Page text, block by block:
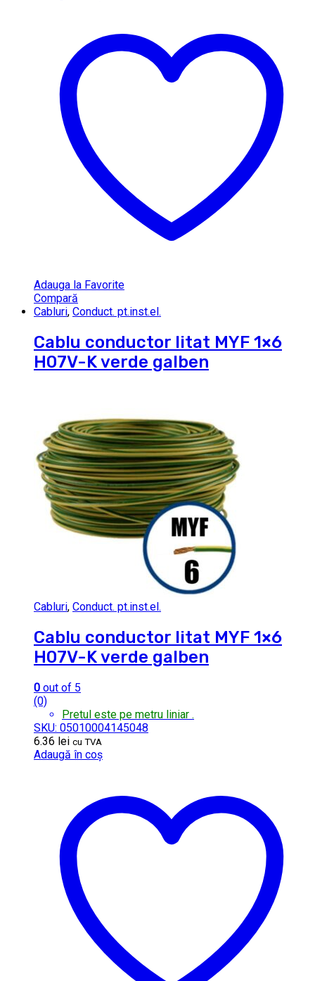
Adauga la Favorite
Compară
Cabluri, Conduct. pt.inst.el.
Cablu conductor litat MYF 1×6
H07V-K verde galben
Cabluri, Conduct. pt.inst.el.
Cablu conductor litat MYF 1×6
H07V-K verde galben
0 out of 5
(0)
Pretul este pe metru liniar .
SKU: 05010004145048
6.36 lei cu TVA
Adaugă în coș